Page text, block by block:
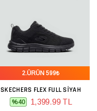
2.ÜRÜN 599₺
SKECHERS FLEX FULL SIYAH
%40 1,399.99 TL